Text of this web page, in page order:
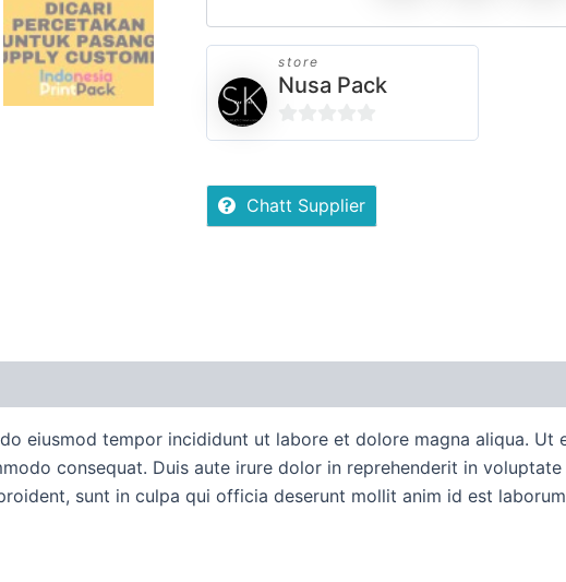
store
Nusa Pack
0
Chatt Supplier
eiusmod tempor incididunt ut labore et dolore magna aliqua. Ut
consequat. Duis aute irure dolor in reprehenderit in
sunt in culpa qui officia deserunt mollit anim id est laborum